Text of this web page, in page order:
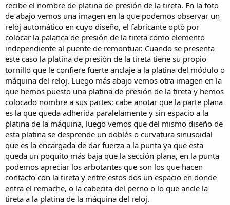
recibe el nombre de platina de presión de la tireta. En la foto
de abajo vemos una imagen en la que podemos observar un
reloj automático en cuyo diseño, el fabricante optó por
colocar la palanca de presión de la tireta como elemento
independiente al puente de remontuar. Cuando se presenta
este caso la platina de presión de la tireta tiene su propio
tornillo que le confiere fuerte anclaje a la platina del módulo o
máquina del reloj. Luego más abajo vemos otra imagen en la
que hemos puesto una platina de presión de la tireta y hemos
colocado nombre a sus partes; cabe anotar que la parte plana
es la que queda adherida paralelamente y sin espacio a la
platina de la máquina, luego vemos que del mismo diseño de
esta platina se desprende un doblés o curvatura sinusoidal
que es la encargada de dar fuerza a la punta ya que esta
queda un poquito más baja que la sección plana, en la punta
podemos apreciar los arbotantes que son los que hacen
contacto con la tireta y entre estos dos un espacio en donde
entra el remache, o la cabecita del perno o lo que ancle la
tireta a la platina de la máquina del reloj.